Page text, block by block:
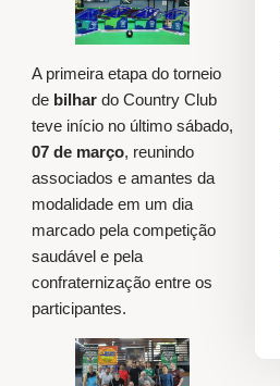
A primeira etapa do torneio
de bilhar do Country Club
teve início no último sábado,
07 de março, reunindo
associados e amantes da
modalidade em um dia
marcado pela competição
saudável e pela
confraternização entre os
participantes.